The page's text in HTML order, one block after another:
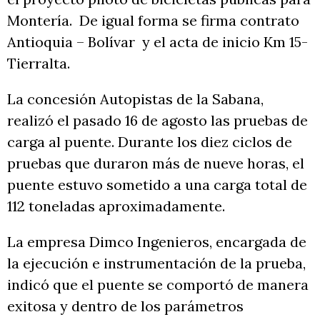
Montería. De igual forma se firma contrato
Antioquia – Bolívar y el acta de inicio Km 15-
Tierralta.
La concesión Autopistas de la Sabana,
realizó el pasado 16 de agosto las pruebas de
carga al puente. Durante los diez ciclos de
pruebas que duraron más de nueve horas, el
puente estuvo sometido a una carga total de
112 toneladas aproximadamente.
La empresa Dimco Ingenieros, encargada de
la ejecución e instrumentación de la prueba,
indicó que el puente se comportó de manera
exitosa y dentro de los parámetros